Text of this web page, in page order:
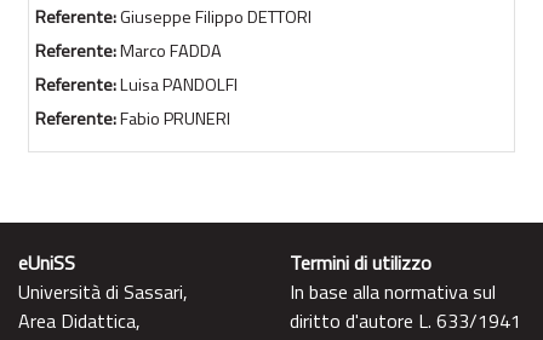
Referente:Giuseppe Filippo DETTORI
Referente:Marco FADDA
Referente:Luisa PANDOLFI
Referente:Fabio PRUNERI
eUniSS
Università di Sassari,
Area Didattica,
Termini di utilizzo
In base alla normativa sul
diritto d'autore L. 633/1941